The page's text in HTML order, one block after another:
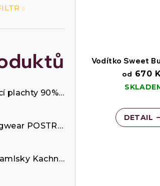
Stříbrné stínící plachty 90%Odráží sluneční záření
Non-stop dogwear POSTROJ LINE 5.0
Tréninkové pamlsky Kachna a krill
tVodítko Sweet
od 670
DETAIL